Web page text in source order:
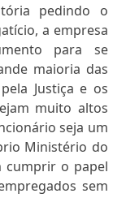
pedindo o
a empresa
para se
maioria das
Justiça e os
muito altos
seja um
Ministério do
cumprir o papel
sem